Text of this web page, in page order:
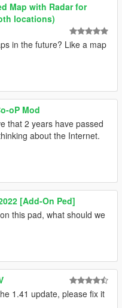
Map with Radar for
locations)
in the future? Like a map
oP Mod
that 2 years have passed
about the Internet.
[Add-On Ped]
this pad, what should we
1.41 update, please fix it